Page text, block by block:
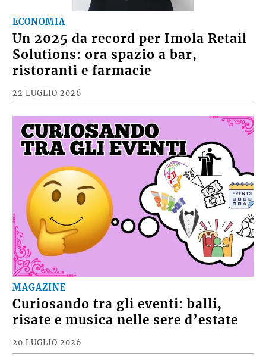
ECONOMIA
Un 2025 da record per Imola Retail
Solutions: ora spazio a bar,
ristoranti e farmacie
22 LUGLIO 2026
MAGAZINE
Curiosando tra gli eventi: balli,
risate e musica nelle sere d’estate
20 LUGLIO 2026